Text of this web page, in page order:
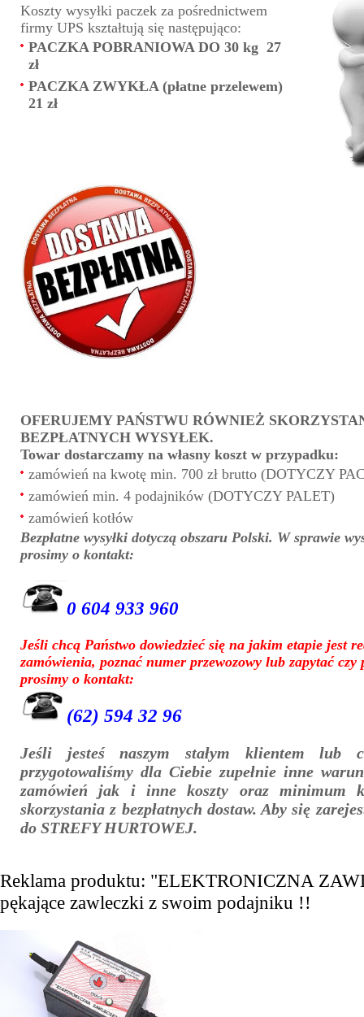
Koszty wysyłki paczek za pośrednictwem
firmy UPS kształtują się następująco:
PACZKA POBRANIOWA DO 30 kg 27
zł
PACZKA ZWYKŁA (płatne przelewem)
21 zł
OFERUJEMY PAŃSTWU RÓWNIEŻ
BEZPŁATNYCH WYSYŁEK.
Towar dostarczamy na własny koszt w przypadku:
zamówień na kwotę min. 700 zł brutto (DOTYCZY
zamówień min. 4 podajników (DOTYCZY PALET)
zamówień kotłów
Bezpłatne wysyłki dotyczą obszaru Polski. W sprawie
prosimy o kontakt:
0 604 933 960
Jeśli chcą Państwo dowiedzieć się na jakim etapie jest
zamówienia, poznać numer przewozowy lub zapytać czy
prosimy o kontakt:
(62) 594 32 96
Jeśli jesteś naszym stałym klientem lub
przygotowaliśmy dla Ciebie zupełnie inne
zamówień jak i inne koszty oraz minimum
skorzystania z bezpłatnych dostaw. Aby się
do STREFY HURTOWEJ.
Reklama produktu: "ELEKTRONICZNA
pękające zawleczki z swoim podajniku !!